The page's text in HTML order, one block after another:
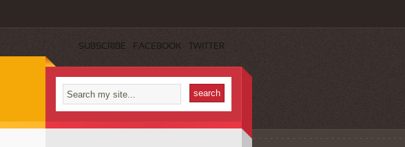
SUBSCRIBE FACEBOOK TWITTER